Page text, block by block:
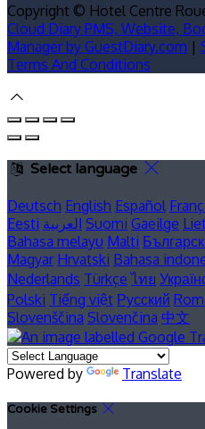
Copyright © Hotel Centre
Cloud Diary PMS, Website,
Manager by GuestDiary.com |
Terms And Conditions
Select language
Deutsch English Español
Eesti العربية Suomi Gaeilge
Bahasa melayu Malti
Magyar Hrvatski Bahasa
Nederlands Türkçe ไทย
Polski Tiếng việt Русский
Slovenščina Slovenčina 中文
Powered by Translate
Cookie Settings